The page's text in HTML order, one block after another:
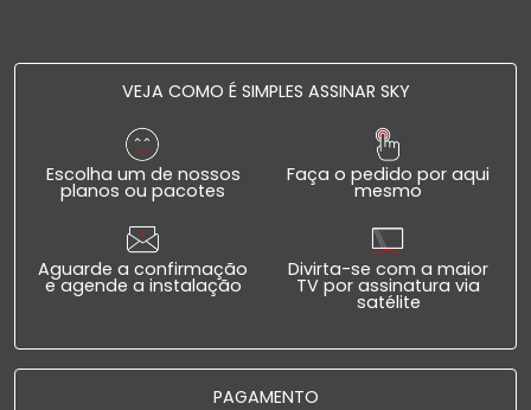
VEJA COMO É SIMPLES ASSINAR SKY
Escolha um de nossos
planos ou pacotes
Faça o pedido por aqui
mesmo
Aguarde a confirmação
e agende a instalação
Divirta-se com a maior
TV por assinatura via
satélite
PAGAMENTO